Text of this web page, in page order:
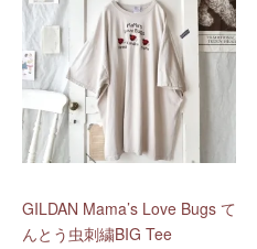
GILDAN Mama’s Love Bugs て
んとう虫刺繍BIG Tee